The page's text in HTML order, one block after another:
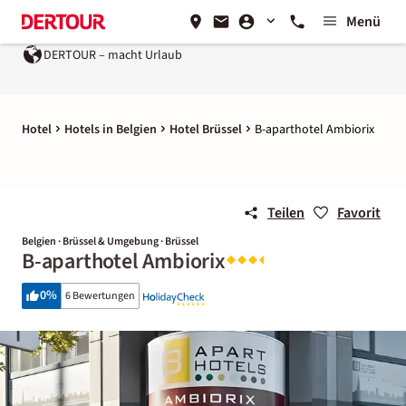
Menü
DERTOUR – macht Urlaub
Hotel Hotels in Belgien Hotel Brüssel B-aparthotel Ambiorix
Teilen Favorit
Belgien · Brüssel & Umgebung · Brüssel
B-aparthotel Ambiorix
0% 6 Bewertungen